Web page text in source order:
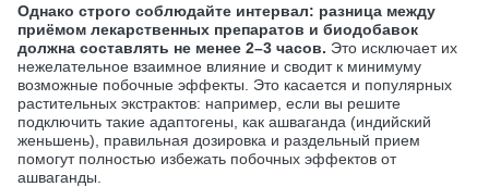
Однако строго соблюдайте интервал: разница между
приёмом лекарственных препаратов и биодобавок
должна составлять не менее 2–3 часов. Это исключает их
нежелательное взаимное влияние и сводит к минимуму
возможные побочные эффекты. Это касается и популярных
растительных экстрактов: например, если вы решите
подключить такие адаптогены, как ашваганда (индийский
женьшень), правильная дозировка и раздельный прием
помогут полностью избежать побочных эффектов от
ашваганды.